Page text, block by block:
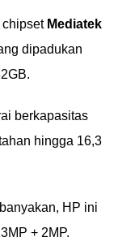
chipset Mediatek
dipadukan
berkapasitas
hingga 16,3
HP ini
+ 2MP.